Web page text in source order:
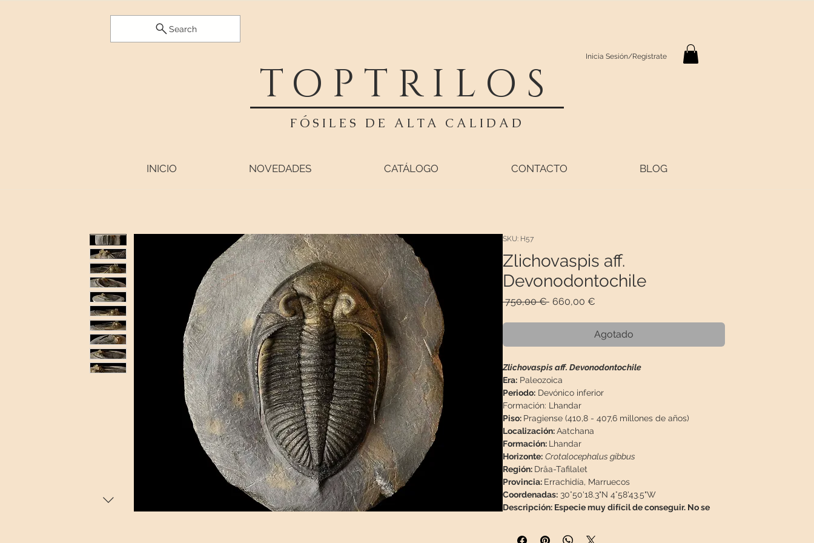
Search
TOPTRILOS
FÓSILES DE ALTA CALIDAD
Inicia Sesión/Regístrate
INICIO NOVEDADES CATÁLOGO CONTACTO BLOG
SKU: H57
Zlichovaspis aff.
Devonodontochile
750,00 € Precio
660,00 €Precio
oferta
Agotado
Zlichovaspis aff. Devonodontochile
Era:Paleozoica
Periodo:Devónico inferior
Formación: Lhandar
Piso: Pragiense (410,8 - 407,6 millones de años)
Localización:Aatchana
Formación: Lhandar
Horizonte: Crotalocephalus gibbus
Región: Drâa-Tafilalet
Provincia: Errachidía, Marruecos
Coordenadas:30°50'18.3"N 4°58'43.5"W
Descripción: Especie muy difícil de conseguir. No se
el cuerpo está cubierto de pústulas.